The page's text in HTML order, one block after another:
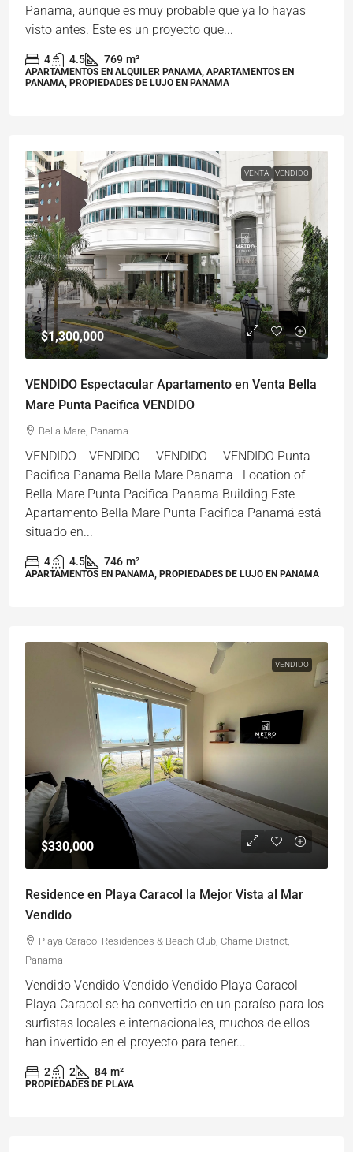
Panama, aunque es muy probable que ya lo hayas
visto antes. Este es un proyecto que...
4 4.5 769 m²
APARTAMENTOS EN ALQUILER PANAMA, APARTAMENTOS EN
PANAMA, PROPIEDADES DE LUJO EN PANAMA
VENTA VENDIDO
$1,300,000
VENDIDO Espectacular Apartamento en Venta Bella
Mare Punta Pacifica VENDIDO
Bella Mare, Panama
VENDIDO VENDIDO VENDIDO VENDIDO Punta
Pacifica Panama Bella Mare Panama Location of
Bella Mare Punta Pacifica Panama Building Este
Apartamento Bella Mare Punta Pacifica Panamá está
situado en...
4 4.5 746 m²
APARTAMENTOS EN PANAMA, PROPIEDADES DE LUJO EN PANAMA
VENDIDO
$330,000
Residence en Playa Caracol la Mejor Vista al Mar
Vendido
Playa Caracol Residences & Beach Club, Chame District,
Panama
Vendido Vendido Vendido Vendido Playa Caracol
Playa Caracol se ha convertido en un paraíso para los
surfistas locales e internacionales, muchos de ellos
han invertido en el proyecto para tener...
2 2 84 m²
PROPIEDADES DE PLAYA